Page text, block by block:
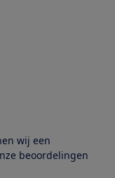
wij een
beoordelingen